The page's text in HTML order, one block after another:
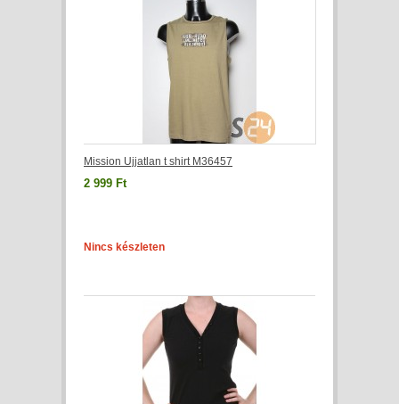
Mission Ujjatlan t shirt M36457
2 999 Ft
Nincs készleten